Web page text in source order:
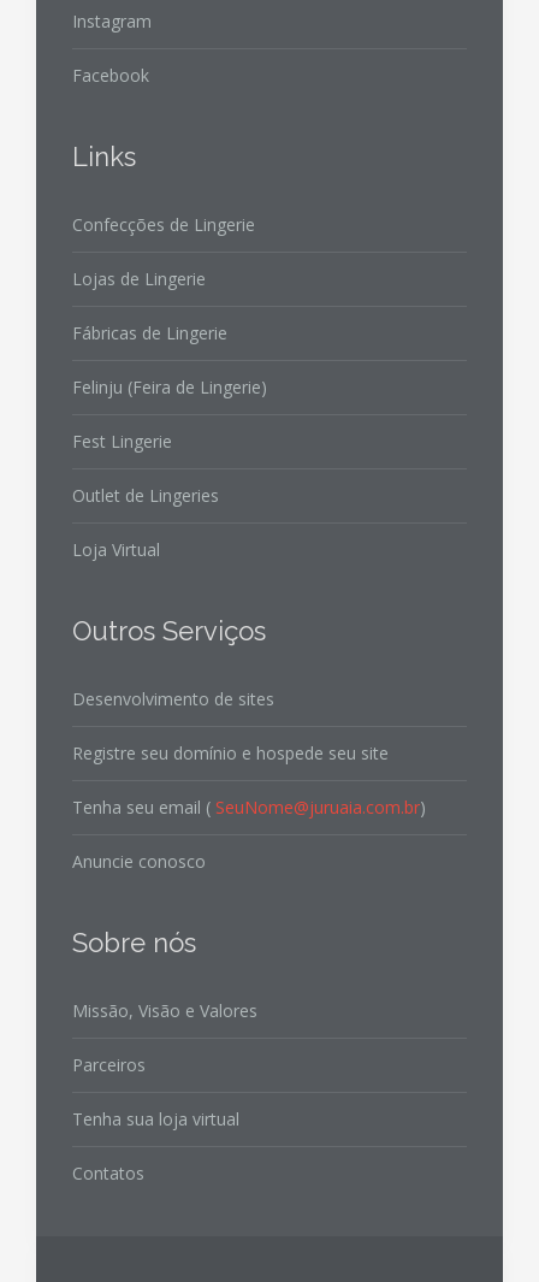
Instagram
Facebook
Links
Confecções de Lingerie
Lojas de Lingerie
Fábricas de Lingerie
Felinju (Feira de Lingerie)
Fest Lingerie
Outlet de Lingeries
Loja Virtual
Outros Serviços
Desenvolvimento de sites
Registre seu domínio e hospede seu site
Tenha seu email ( SeuNome@juruaia.com.br)
Anuncie conosco
Sobre nós
Missão, Visão e Valores
Parceiros
Tenha sua loja virtual
Contatos